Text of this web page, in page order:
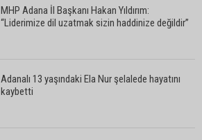
MHP Adana İl Başkanı Hakan Yıldırım:
“Liderimize dil uzatmak sizin haddinize değildir”
Adanalı 13 yaşındaki Ela Nur şelalede hayatını
kaybetti